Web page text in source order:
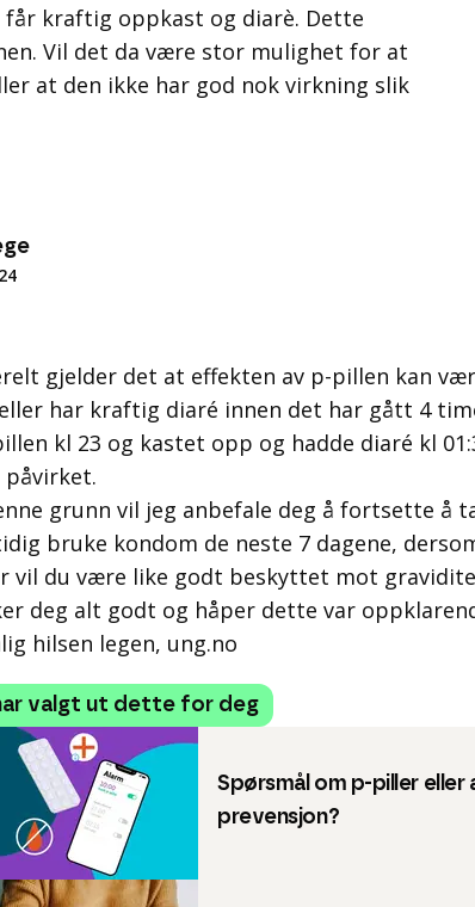
får kraftig oppkast og diarè. Dette
Vil det da være stor mulighet for at
at den ikke har god nok virkning slik
gjelder det at effekten av p-pillen kan
har kraftig diaré innen det har gått 4
kl 23 og kastet opp og hadde diaré kl
grunn vil jeg anbefale deg å fortsette å
bruke kondom de neste 7 dagene,
vil du være like godt beskyttet mot
deg alt godt og håper dette var
hilsen legen, ung.no
valgt ut dette for deg
Spørsmål om p-piller eller
prevensjon?